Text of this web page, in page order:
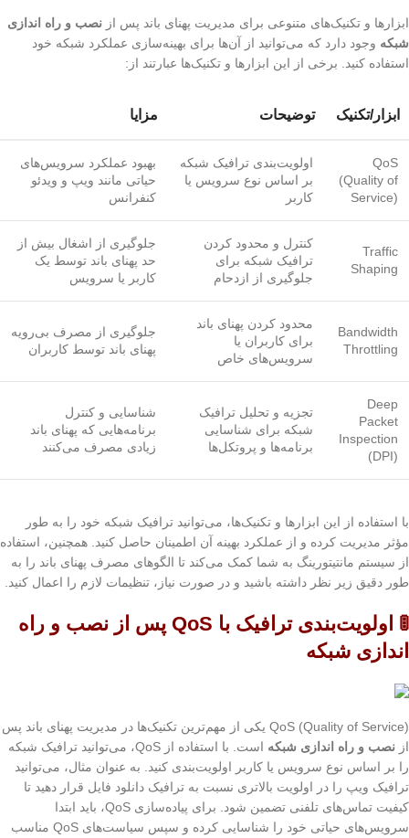
ابزارها و تکنیک‌های متنوعی برای مدیریت پهنای باند پس از نصب و راه اندازی
شبکه وجود دارد که می‌توانید از آن‌ها برای بهینه‌سازی عملکرد شبکه خود
استفاده کنید. برخی از این ابزارها و تکنیک‌ها عبارتند از:
ابزار/تکنیک توضیحات مزایا
QoS
(Quality of
Service)
اولویت‌بندی ترافیک شبکه
بر اساس نوع سرویس یا
کاربر
بهبود عملکرد سرویس‌های
حیاتی مانند ویپ و ویدئو
کنفرانس
Traffic
Shaping
کنترل و محدود کردن
ترافیک شبکه برای
جلوگیری از ازدحام
جلوگیری از اشغال بیش از
حد پهنای باند توسط یک
کاربر یا سرویس
Bandwidth
Throttling
محدود کردن پهنای باند
برای کاربران یا
سرویس‌های خاص
جلوگیری از مصرف بی‌رویه
پهنای باند توسط کاربران
Deep
Packet
Inspection
(DPI)
تجزیه و تحلیل ترافیک
شبکه برای شناسایی
برنامه‌ها و پروتکل‌ها
شناسایی و کنترل
برنامه‌هایی که پهنای باند
زیادی مصرف می‌کنند
با استفاده از این ابزارها و تکنیک‌ها، می‌توانید ترافیک شبکه خود را به طور
مؤثر مدیریت کرده و از عملکرد بهینه آن اطمینان حاصل کنید. همچنین، استفاده
از سیستم مانتیتورینگ به شما کمک می‌کند تا الگوهای مصرف پهنای باند را به
طور دقیق زیر نظر داشته باشید و در صورت نیاز، تنظیمات لازم را اعمال کنید.
🚦 اولویت‌بندی ترافیک با QoS پس از نصب و راه
اندازی شبکه
QoS (Quality of Service) یکی از مهم‌ترین تکنیک‌ها در مدیریت پهنای باند پس
از نصب و راه اندازی شبکه
است. با استفاده از QoS، می‌توانید ترافیک شبکه
را بر اساس نوع سرویس یا کاربر اولویت‌بندی کنید. به عنوان مثال، می‌توانید
ترافیک ویپ را در اولویت بالاتری نسبت به ترافیک دانلود فایل قرار دهید تا
کیفیت تماس‌های تلفنی تضمین شود. برای پیاده‌سازی QoS، باید ابتدا
سرویس‌های حیاتی خود را شناسایی کرده و سپس سیاست‌های QoS مناسب